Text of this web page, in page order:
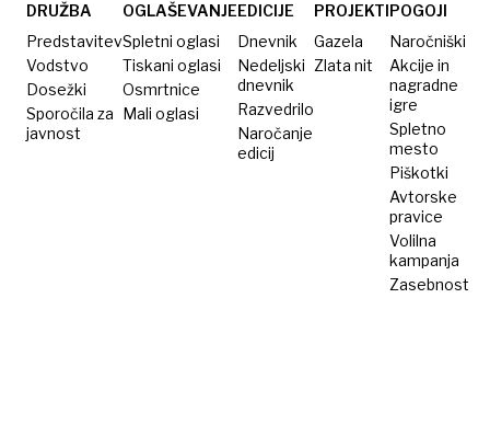
DRUŽBA
Predstavitev
Vodstvo
Dosežki
Sporočila za
javnost
OGLAŠEVANJE
Spletni oglasi
Tiskani oglasi
Osmrtnice
Mali oglasi
EDICIJE
Dnevnik
Nedeljski
dnevnik
Razvedrilo
Naročanje
edicij
PROJEKTI
Gazela
Zlata nit
POGOJI
Naročniški
Akcije in
nagradne
igre
Spletno
mesto
Piškotki
Avtorske
pravice
Volilna
kampanja
Zasebnost